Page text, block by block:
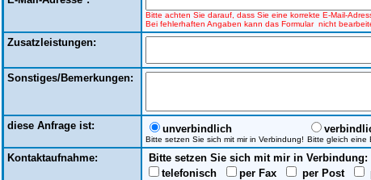
Bitte achten Sie darauf, dass Sie eine korrekte E-Mail-
Bei fehlerhaften Angaben kann das Formular nicht
Zusatzleistungen:
Sonstiges/Bemerkungen:
diese Anfrage ist: unverbindlich
Bitte setzen Sie sich mit mir in Verbindung! Bitte gleich eine
Kontaktaufnahme:
Bitte setzen Sie sich mit mir in Verbindung:
telefonisch
per Fax per Post